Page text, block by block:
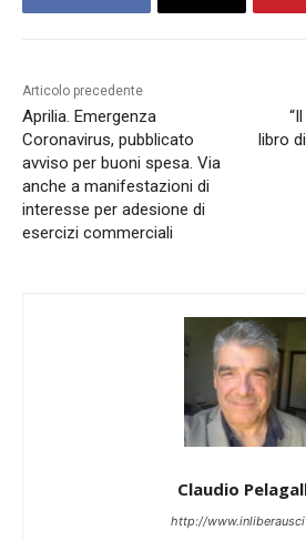
Articolo precedente
Aprilia. Emergenza
Coronavirus, pubblicato
avviso per buoni spesa. Via
anche a manifestazioni di
interesse per adesione di
esercizi commerciali
libro
Claudio
http://